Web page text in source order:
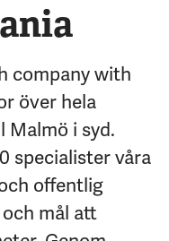
company with
över hela
Malmö i syd.
specialister våra
offentlig
mål att